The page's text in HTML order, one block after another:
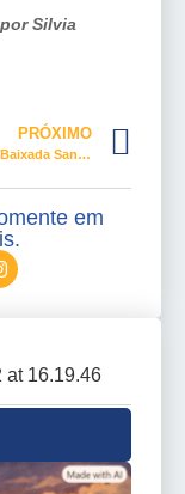
Silvia
PRÓXIMO
SindeBeleza Baixada Santista forma turma em designer de sobrancelhas
em